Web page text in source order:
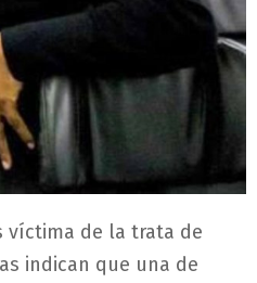
víctima de la trata de
indican que una de